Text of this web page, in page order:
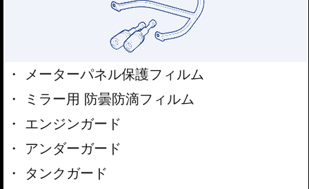
メーターパネル保護フィルム
ミラー用 防曇防滴フィルム
エンジンガード
アンダーガード
タンクガード